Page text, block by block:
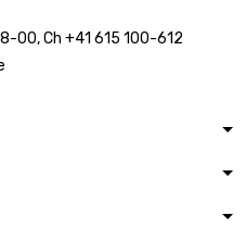
00, Ch +41 615 100-612